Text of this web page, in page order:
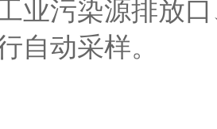
业污染源排放
自动采样。